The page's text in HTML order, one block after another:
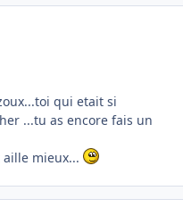
qui etait si
...tu as encore fais un
mieux...